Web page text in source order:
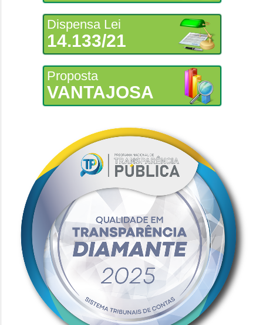
Dispensa Lei
14.133/21
Proposta
VANTAJOSA